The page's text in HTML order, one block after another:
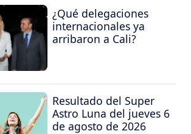
¿Qué delegaciones
internacionales ya
arribaron a Cali?
Resultado del Super
Astro Luna del jueves 6
de agosto de 2026